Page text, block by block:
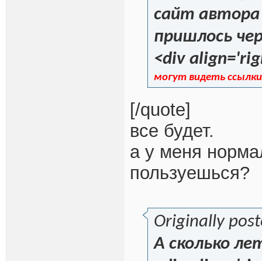
сайт автора
пришлось
<div
могут видеть
[/quote]
все будет.
а у меня
пользуешься?
Originally
А сколько